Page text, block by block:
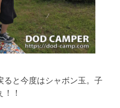
ると今度はシャボン玉。子
！